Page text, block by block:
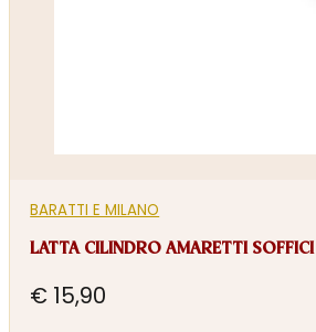
BARATTI E MILANO
LATTA CILINDRO AMARETTI SOFFICI
€ 15,90